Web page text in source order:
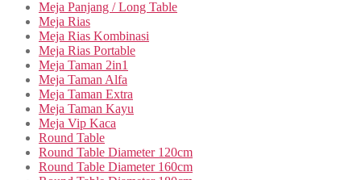
Meja Panjang / Long Table
Meja Rias
Meja Rias Kombinasi
Meja Rias Portable
Meja Taman 2in1
Meja Taman Alfa
Meja Taman Extra
Meja Taman Kayu
Meja Vip Kaca
Round Table
Round Table Diameter 120cm
Round Table Diameter 160cm